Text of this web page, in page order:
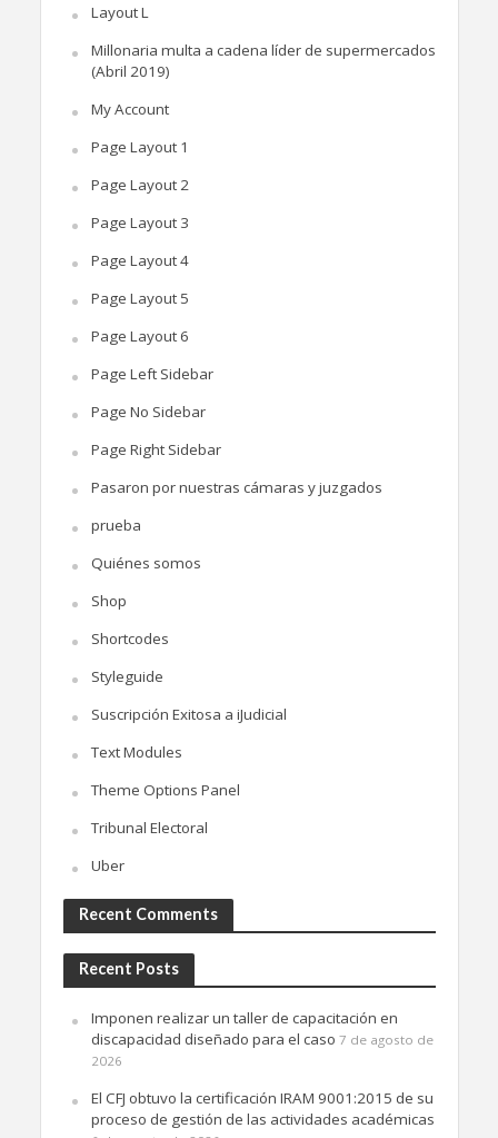
Layout L
Millonaria multa a cadena líder de supermercados
(Abril 2019)
My Account
Page Layout 1
Page Layout 2
Page Layout 3
Page Layout 4
Page Layout 5
Page Layout 6
Page Left Sidebar
Page No Sidebar
Page Right Sidebar
Pasaron por nuestras cámaras y juzgados
prueba
Quiénes somos
Shop
Shortcodes
Styleguide
Suscripción Exitosa a iJudicial
Text Modules
Theme Options Panel
Tribunal Electoral
Uber
Recent Comments
Recent Posts
Imponen realizar un taller de capacitación en
discapacidad diseñado para el caso 7 de agosto de
2026
El CFJ obtuvo la certificación IRAM 9001:2015 de su
proceso de gestión de las actividades académicas